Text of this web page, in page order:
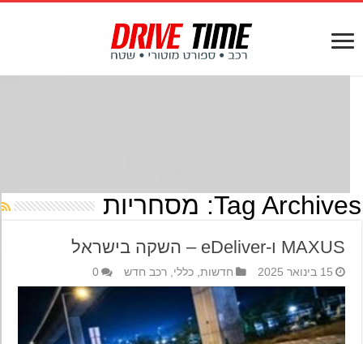
Tag מסחריות
MAXUS ו-eDeliver – השקה בישראל
15 בינואר 2025 חדשות,כללי,רכב חדש 0